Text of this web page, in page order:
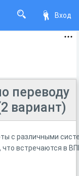
Вход
переводу
вариант)
с различными
что встречаются в